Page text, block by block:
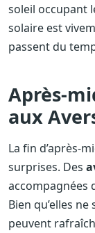
soleil occupant
solaire est
passent du
Après-
aux
La fin d’après-
surprises. Des
accompagnées
Bien qu’elles
peuvent